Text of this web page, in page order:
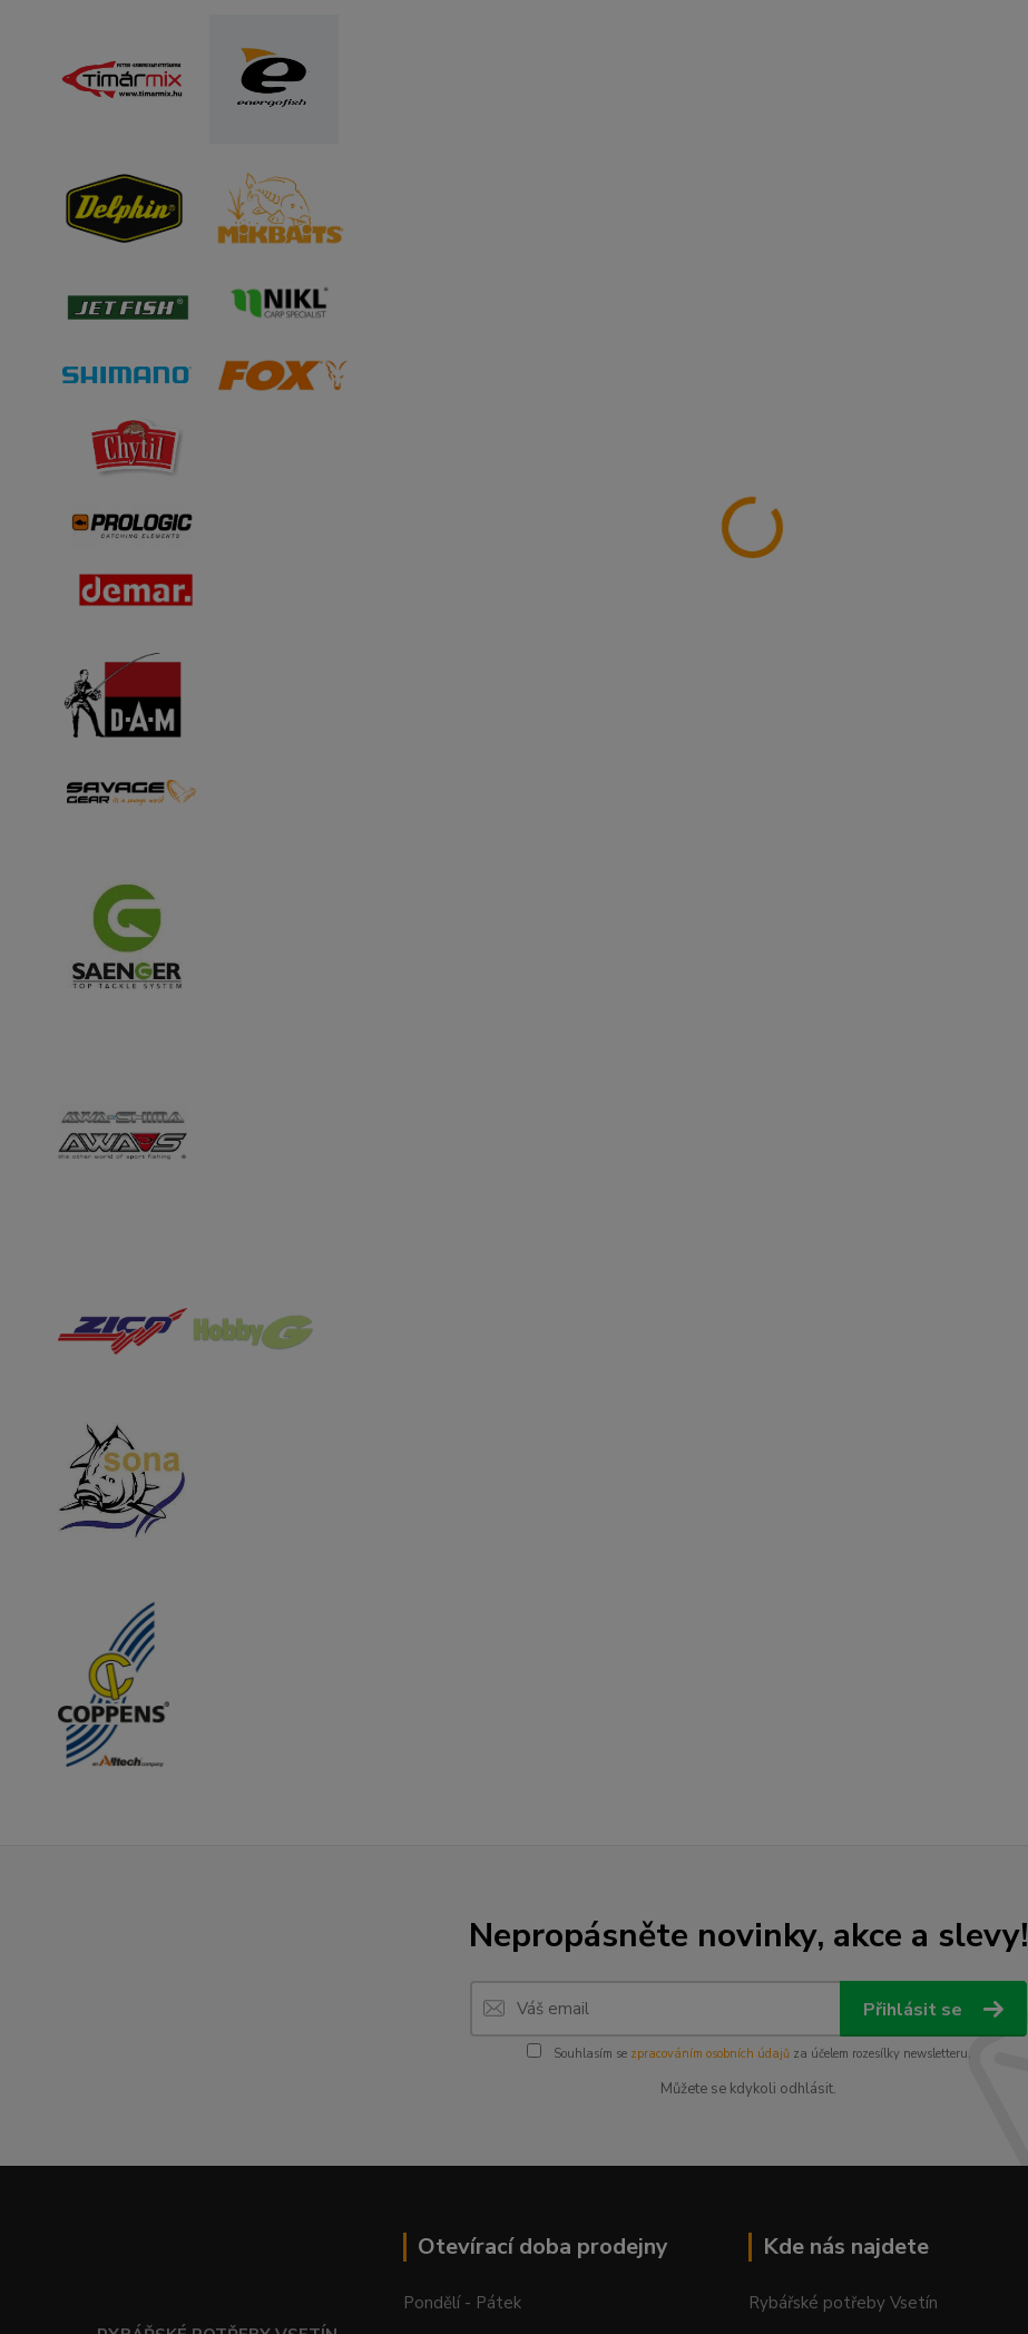
Nepropásněte novinky, akce a slevy!
Přihlásit se
Souhlasím se zpracováním osobních údajůza účelem rozesílky newsletteru.
Můžete se kdykoli odhlásit.
Otevírací doba prodejny
Pondělí - Pátek
Kde nás najdete
Rybářské potřeby Vsetín